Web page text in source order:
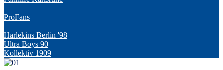
ProFans
Harlekins Berlin '98
Ultra Boys 90
Kollektiv 1909